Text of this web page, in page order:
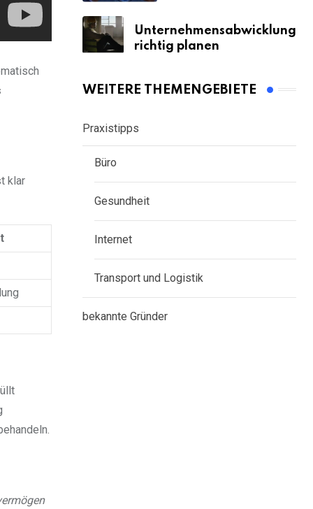
klar
Unternehmensabwicklung
richtig planen
WEITERE THEMENGEBIETE
Praxistipps
Büro
Gesundheit
Internet
Transport und Logistik
bekannte Gründer